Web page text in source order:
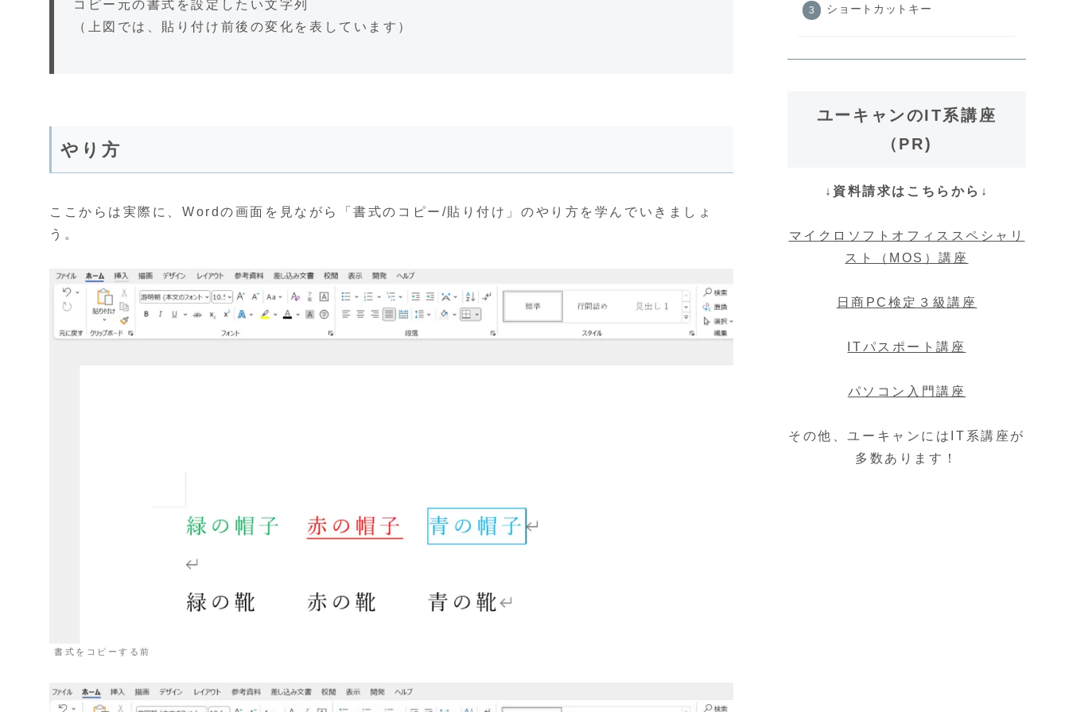
コピー元の書式を設定したい文字列
（上図では、貼り付け前後の変化を表しています）
やり方
ここからは実際に、Wordの画面を見ながら「書式のコピー/貼り付け」のやり方を学んでいきましょ
う。
書式をコピーする前
ショートカットキー
ユーキャンのIT系講座
（PR)
↓資料請求はこちらから↓
マイクロソフトオフィススペシャリ
スト（MOS）講座
日商PC検定３級講座
ITパスポート講座
パソコン入門講座
その他、ユーキャンにはIT系講座が
多数あります！